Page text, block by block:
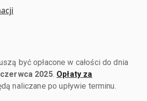
być opłacone w całości do dnia
2025. Opłaty za
naliczane po upływie terminu.